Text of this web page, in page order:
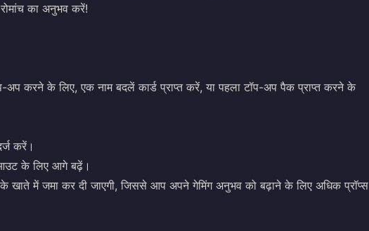
का अनुभव करें!
करने के लिए, एक नाम बदलें कार्ड प्राप्त करें, या पहला टॉप-अप पैक प्राप्त करने के
करें।
के लिए आगे बढ़ें।
खाते में जमा कर दी जाएगी, जिससे आप अपने गेमिंग अनुभव को बढ़ाने के लिए अधिक प्रॉप्स